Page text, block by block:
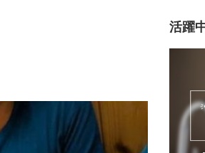
活躍